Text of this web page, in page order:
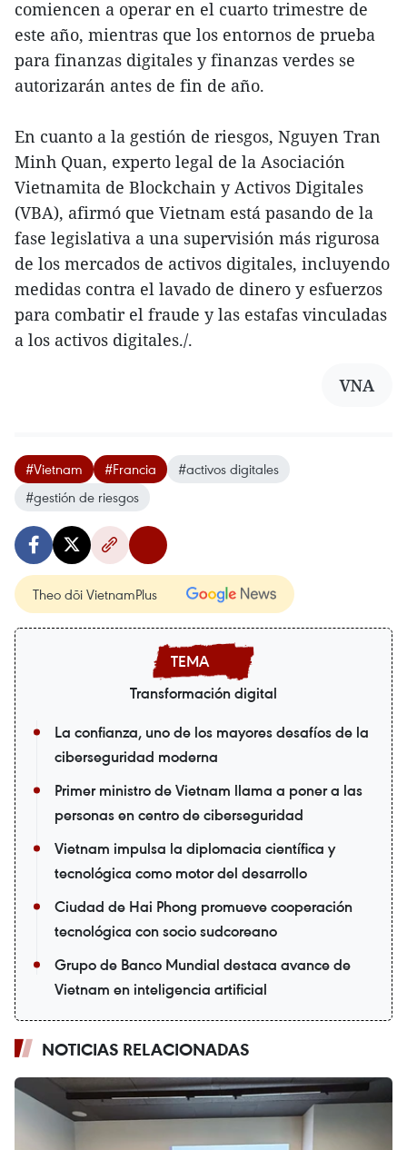
comiencen a operar en el cuarto trimestre de
este año, mientras que los entornos de prueba
para finanzas digitales y finanzas verdes se
autorizarán antes de fin de año.
En cuanto a la gestión de riesgos, Nguyen Tran
Minh Quan, experto legal de la Asociación
Vietnamita de Blockchain y Activos Digitales
(VBA), afirmó que Vietnam está pasando de la
fase legislativa a una supervisión más rigurosa
de los mercados de activos digitales, incluyendo
medidas contra el lavado de dinero y esfuerzos
para combatir el fraude y las estafas vinculadas
a los activos digitales./.
VNA
#Vietnam #Francia
#activos digitales
#gestión de riesgos
Theo dõi VietnamPlus
Transformación digital
La confianza, uno de los mayores desafíos de la
ciberseguridad moderna
Primer ministro de Vietnam llama a poner a las
personas en centro de ciberseguridad
Vietnam impulsa la diplomacia científica y
tecnológica como motor del desarrollo
Ciudad de Hai Phong promueve cooperación
tecnológica con socio sudcoreano
Grupo de Banco Mundial destaca avance de
Vietnam en inteligencia artificial
NOTICIAS RELACIONADAS